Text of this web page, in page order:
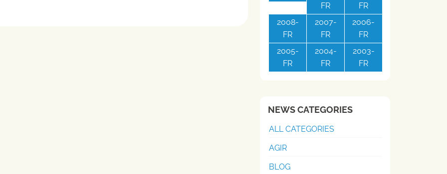
FR
FR
2008-
FR
2007-
FR
2006-
FR
2005-
FR
2004-
FR
2003-
FR
NEWS CATEGORIES
ALL CATEGORIES
AGIR
BLOG